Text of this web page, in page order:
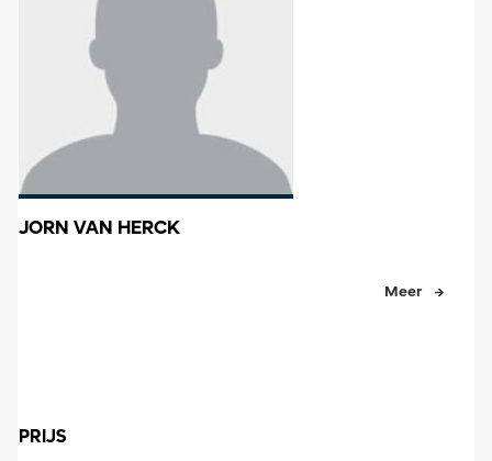
JORN VAN HERCK
Meer
PRIJS